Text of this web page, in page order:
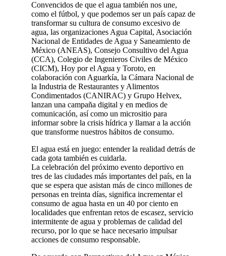
Convencidos de que el agua también nos une,
como el fútbol, y que podemos ser un país capaz de
transformar su cultura de consumo excesivo de
agua, las organizaciones Agua Capital, Asociación
Nacional de Entidades de Agua y Saneamiento de
México (ANEAS), Consejo Consultivo del Agua
(CCA), Colegio de Ingenieros Civiles de México
(CICM), Hoy por el Agua y Toroto, en
colaboración con Aguarkía, la Cámara Nacional de
la Industria de Restaurantes y Alimentos
Condimentados (CANIRAC) y Grupo Helvex,
lanzan una campaña digital y en medios de
comunicación, así como un micrositio para
informar sobre la crisis hídrica y llamar a la acción
que transforme nuestros hábitos de consumo.
El agua está en juego: entender la realidad detrás de
cada gota también es cuidarla.
La celebración del próximo evento deportivo en
tres de las ciudades más importantes del país, en la
que se espera que asistan más de cinco millones de
personas en treinta días, significa incrementar el
consumo de agua hasta en un 40 por ciento en
localidades que enfrentan retos de escasez, servicio
intermitente de agua y problemas de calidad del
recurso, por lo que se hace necesario impulsar
acciones de consumo responsable.